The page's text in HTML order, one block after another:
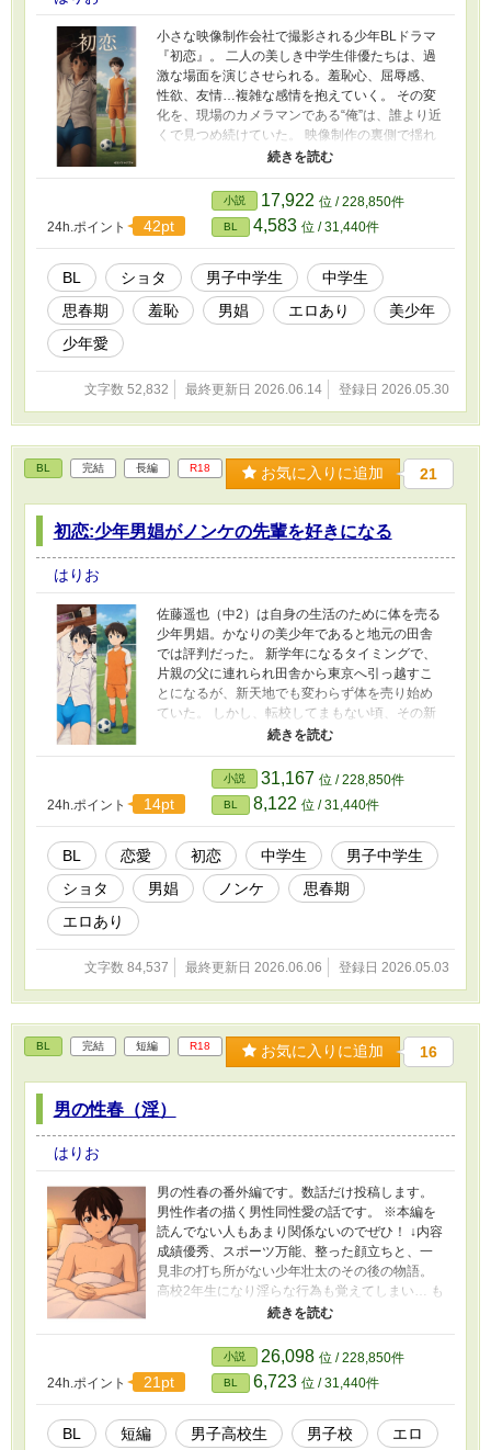
小さな映像制作会社で撮影される少年BLドラマ
『初恋』。 二人の美しき中学生俳優たちは、過
激な場面を演じさせられる。羞恥心、屈辱感、
性欲、友情…複雑な感情を抱えていく。 その変
化を、現場のカメラマンである“俺”は、誰より近
くで見つめ続けていた。 映像制作の裏側で揺れ
る少年たちと、大人の罪悪感を描く思春期小
輩を好きになる』を作中作として扱い、そのド
ラマ化を撮影するという小説です。内容につい
てはそちらを読んでいなくてもわかるように書
いているので、是非関係なく読んでいただけれ
ばと思います。 ※少年愛的な内容や、少年の過
激な描写もあるのでご注意ください。 かつては
実際に多く存在していた、少年たちを生々しく
24h.ポイント 42pt
小説 17,922 位 / 228,850件
BL 4,583 位 / 31,440件
BL ショタ 男子中学生
中学生
思春期
羞恥 男娼 エロあり
美少年
少年愛
文字数 52,832 最終更新日 2026.06.14 登録日 2026.05.30
BL 完結 長編 R18 お気に入りに追加 21
初恋:少年男娼がノンケの先輩を好きになる
はりお
佐藤遥也（中2）は自身の生活のために体を売る
少年男娼。かなりの美少年であると地元の田舎
では評判だった。 新学年になるタイミングで、
片親の父に連れられ田舎から東京へ引っ越すこ
とになるが、新天地でも変わらず体を売り始め
ていた。 しかし、転校してまもない頃、その新
たな中学校の先輩・佐々木健斗（中3）に一目惚
通わせたことがなかった遥也にとっては初めて
の恋愛であった。 憧れの彼には異性の恋人がい
ることが早々に発覚するも、遥也は諦められ
ず、彼に近づいていこうと決意するが… 思わぬ
出来事も起きて… 男性作者による同性愛の物語
です。 15‐20年ほど前の複雑な家庭環境下の少
年男娼というテーマで、思春期の恋愛を描いて
ぐで切なさもある恋心と、その遥也に対する健
斗の複雑な感情を表現していきます。 少し過激
な性描写も出てきますがご容赦いただければと
思います。 ※いきなり性描写ですが、作品全体
としてはあくまで心情や恋愛感情をメインにし
ているつもりです ＊＊＊ 完結しました！こちら
を作中作として扱ってる、もう一つの物語もよ
ろしくお願いします。
24h.ポイント 14pt
小説 31,167 位 / 228,850件
BL 8,122 位 / 31,440件
BL 恋愛 初恋 中学生
男子中学生
ショタ
男娼 ノンケ
思春期
エロあり
文字数 84,537 最終更新日 2026.06.06 登録日 2026.05.03
BL 完結 短編 R18 お気に入りに追加 16
男の性春（淫）
はりお
男の性春の番外編です。数話だけ投稿します。
男性作者の描く男性同性愛の話です。 ※本編を
読んでない人もあまり関係ないのでぜひ！ ↓内容
成績優秀、スポーツ万能、整った顔立ちと、一
見非の打ち所がない少年壮太のその後の物語。
高校2年生になり淫らな行為も覚えてしまい… も
ともと、本編"男の性春"の続編として書いていた
ます。性描写中心で、今までとは毛色が変わっ
てますのでご容赦ください。
24h.ポイント
21pt
小説 26,098 位 / 228,850件
BL 6,723 位 / 31,440件
BL 短編 男子高校生 男子校
エロ